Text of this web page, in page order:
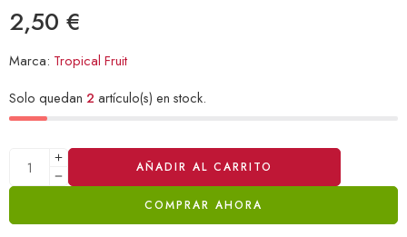
2,50 €
Marca: Tropical Fruit
Solo quedan 2 artículo(s) en stock.
AÑADIR AL CARRITO
COMPRAR AHORA
Alternative: